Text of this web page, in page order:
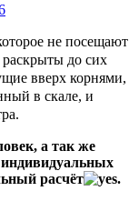
не посещают
до сих
вверх корнями,
в скале, и
а так же
расчёт
​.